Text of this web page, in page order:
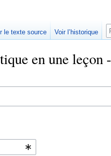
en une
le texte source Voir l’historique